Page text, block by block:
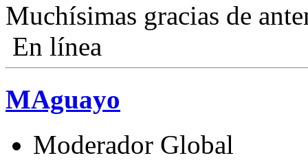
Muchísimas gracias de
En línea
MAguayo
Moderador Global